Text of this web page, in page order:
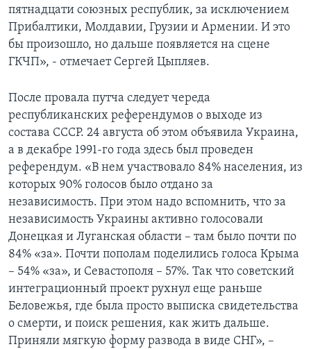
пятнадцати союзных республик, за исключением
Прибалтики, Молдавии, Грузии и Армении. И это
бы произошло, но дальше появляется на сцене
ГКЧП», - отмечает Сергей Цыпляев.
После провала путча следует череда
республиканских референдумов о выходе из
состава СССР. 24 августа об этом объявила Украина,
а в декабре 1991-го года здесь был проведен
референдум. «В нем участвовало 84% населения, из
которых 90% голосов было отдано за
независимость. При этом надо вспомнить, что за
независимость Украины активно голосовали
Донецкая и Луганская области – там было почти по
84% «за». Почти пополам поделились голоса Крыма
– 54% «за», и Севастополя – 57%. Так что советский
интеграционный проект рухнул еще раньше
Беловежья, где была просто выписка свидетельства
о смерти, и поиск решения, как жить дальше.
Приняли мягкую форму развода в виде СНГ», –